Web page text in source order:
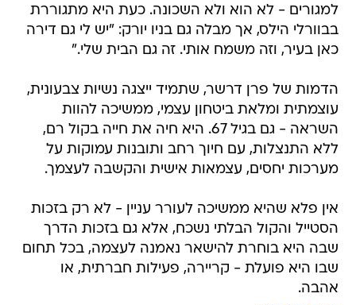
למגורים - לא הוא ולא השכונה. כעת היא מתגוררת
בבוורלי הילס, אך מבלה גם בניו יורק: "יש לי גם דירה
כאן בעיר, וזה משמח אותי. זה גם הבית שלי."
הדמות של פרן דרשר, שתמיד ייצגה נשיות צבעונית,
עוצמתית ומלאת ביטחון עצמי, ממשיכה להוות
השראה - גם בגיל 67. היא חיה את חייה בקול רם,
ללא התנצלות, עם חיוך רחב ותובנות עמוקות על
מערכות יחסים, עצמאות אישית והקשבה לעצמך.
אין פלא שהיא ממשיכה לעורר עניין - לא רק בזכות
הסטייל והקול הבלתי נשכח, אלא גם בזכות הדרך
שבה היא בוחרת להישאר נאמנה לעצמה, בכל תחום
שבו היא פועלת - קריירה, פעילות חברתית, או
אהבה.